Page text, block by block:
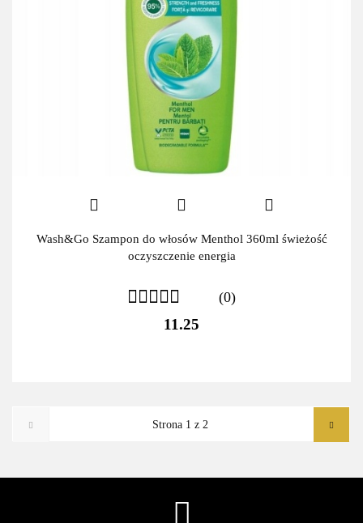
Wash&Go Szampon do włosów Menthol 360ml świeżość
oczyszczenie energia
(0)
11.25